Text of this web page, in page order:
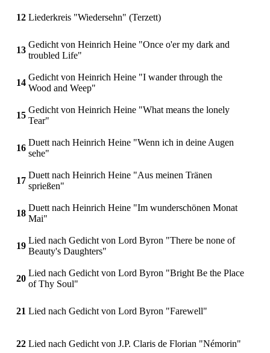
12 Liederkreis "Wiedersehn" (Terzett)
13
Gedicht von Heinrich Heine "Once o'er my dark and
troubled Life"
14
Gedicht von Heinrich Heine "I wander through the
Wood and Weep"
15
Gedicht von Heinrich Heine "What means the lonely
Tear"
16
Duett nach Heinrich Heine "Wenn ich in deine Augen
sehe"
17
Duett nach Heinrich Heine "Aus meinen Tränen
sprießen"
18
Duett nach Heinrich Heine "Im wunderschönen Monat
Mai"
19
Lied nach Gedicht von Lord Byron "There be none of
Beauty's Daughters"
20
Lied nach Gedicht von Lord Byron "Bright Be the Place
of Thy Soul"
21 Lied nach Gedicht von Lord Byron "Farewell"
22 Lied nach Gedicht von J.P. Claris de Florian "Némorin"